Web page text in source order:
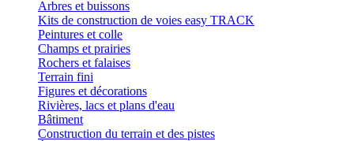
Arbres et buissons
Kits de construction de voies easy TRACK
Peintures et colle
Champs et prairies
Rochers et falaises
Terrain fini
Figures et décorations
Rivières, lacs et plans d'eau
Bâtiment
Construction du terrain et des pistes